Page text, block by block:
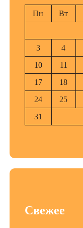
Пн
Вт
3
4
10
11
17
18
24
25
31
Свежее